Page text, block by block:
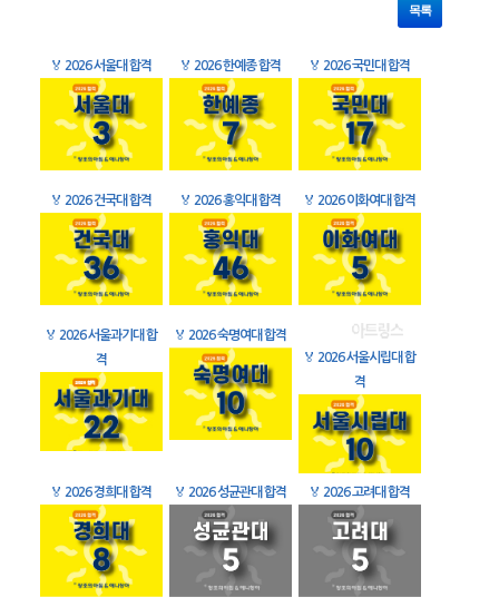
목록
🏅 2026 서울대 합격 🏅 2026 한예종 합격 🏅 2026 국민대 합격
🏅 2026 건국대 합격 🏅 2026 홍익대 합격 🏅 2026 이화여대 합격
🏅 2026 서울과기대 합
격
🏅 2026 숙명여대 합격
🏅 2026 서울시립대 합
격
🏅 2026 경희대 합격 🏅 2026 성균관대 합격 🏅 2026 고려대 합격